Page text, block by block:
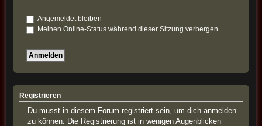
Angemeldet bleiben
Meinen Online-Status während dieser Sitzung verbergen
Registrieren
Du musst in diesem Forum registriert sein, um dich anmelden
zu können. Die Registrierung ist in wenigen Augenblicken